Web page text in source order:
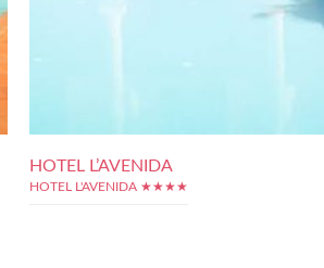
HOTEL L’AVENIDA
HOTEL L'AVENIDA ★★★★